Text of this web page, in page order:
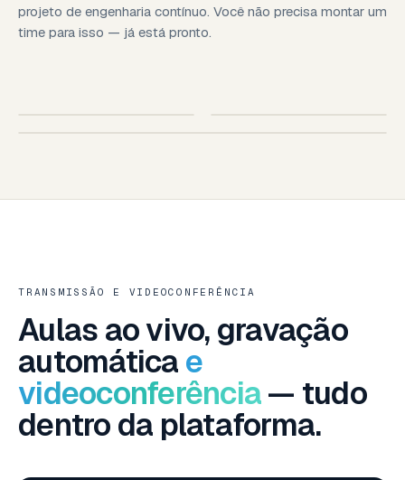
projeto de engenharia contínuo. Você não precisa montar um
time para isso — já está pronto.
IOS · ANDROID TABLET
TRANSMISSÃO E VIDEOCONFERÊNCIA
Aulas ao vivo, gravação
automática e
videoconferência— tudo
dentro da plataforma.